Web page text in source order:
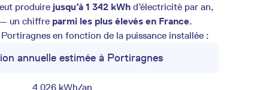
produire jusqu’à 1 342 kWh d’électricité par an,
un chiffre parmi les plus élevés en France.
en fonction de la puissance installée :
annuelle estimée à Portiragnes
4 026 kWh/an